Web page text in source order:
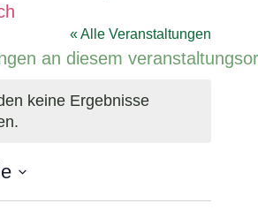
« Alle Veranstaltungen
an diesem
keine Ergebnisse